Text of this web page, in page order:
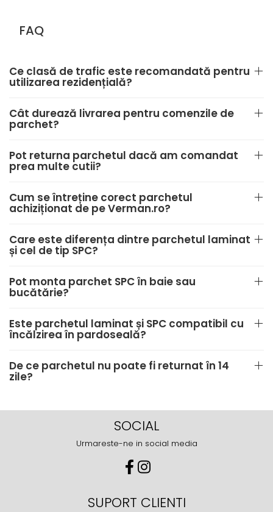
FAQ
Ce clasă de trafic este recomandată pentru
utilizarea rezidențială?
Cât durează livrarea pentru comenzile de
parchet?
Pot returna parchetul dacă am comandat
prea multe cutii?
Cum se întreține corect parchetul
achiziționat de pe Verman.ro?
Care este diferența dintre parchetul laminat
și cel de tip SPC?
Pot monta parchet SPC în baie sau
bucătărie?
Este parchetul laminat și SPC compatibil cu
încălzirea în pardoseală?
De ce parchetul nu poate fi returnat în 14
zile?
SOCIAL
Urmareste-ne in social media
SUPORT CLIENTI